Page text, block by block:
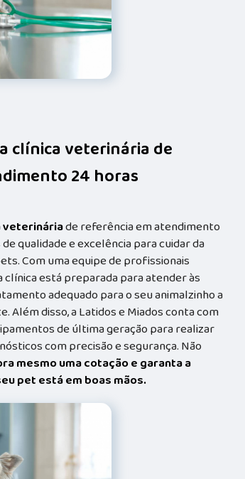
clínica veterinária de
24 horas
veterináriade referência em atendimento
qualidade e excelência para cuidar da
Com uma equipe de profissionais
clínica está preparada para atender às
adequado para o seu animalzinho a
Além disso, a Latidos e Miados conta com
de última geração para realizar
com precisão e segurança. Não
mesmo uma cotação e garanta a
pet está em boas mãos.